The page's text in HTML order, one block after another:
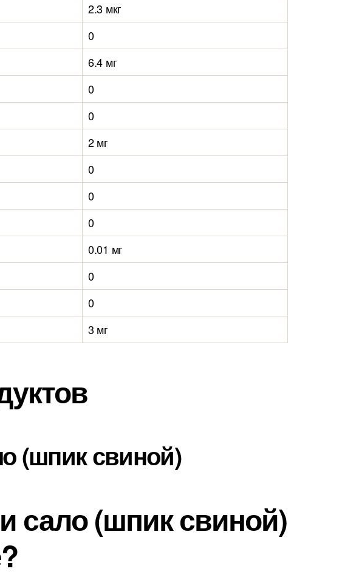
2.3 мкг
0
6.4 мг
0
0
2 мг
0
0
0
0.01 мг
0
0
3 мг
(шпик свиной)
сало (шпик свиной)